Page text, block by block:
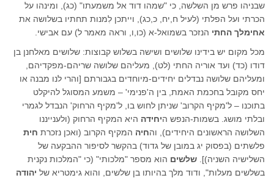
שבניהו פרש מן השלשה, כי "שמהו דוד אל משמעתו" (כג), ומינהו על
הכרתי ועל הפלתי (לעיל ח,יח, כ,כג), וייתכן לִמנות תחתיו בשלושה את
אחימלך החתי הנזכר בשמואל-א (כו,ו, וראה מאמר ל) עם אבישי.
מכל מקום יש בידינו שלושים ושישה בשלוש קבוצות: שלושים מאלחנן בן
דודו (כד) ועד אוריה החתי (לט), מעליהם שלושה שריהם-מפקדיהם,
ומעליהם שלושה נבדלים יחידים-מיוחדים בגבורתם [והרי לנו מבנה או
יחס מקובל בחכמת האמת, בין ה'פנימי' – משמע המסוגל להיקלט
בתוכנו – ל'מקיף הקרוב' שניתן לחוש בו, ל'מקיף הרחוק' הנבדל לגמרי
ובלתי מושג. בשמות-הנפש היחידה היא המקיף הרחוק (ולענייננו
השלושה הראשונים היחידים), והחיה המקיף הקרוב (ואכן נזכרת חית
פלשתים (בפסוק יג במובן של גדוד) בהקשר לסיפור ההבקעה של
השלישיה השניה)]. שלשים הוא מספר "מלכותי" (כי "המלכות נקנית
בשלשים מעלות", ודוד מלך בהיותו בן שלשים, והוא גימטריא של יהודה